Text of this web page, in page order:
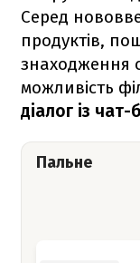
Серед
продуктів,
знаходження
можливість
діалог із
Пальне